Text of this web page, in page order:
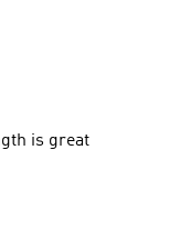
is great